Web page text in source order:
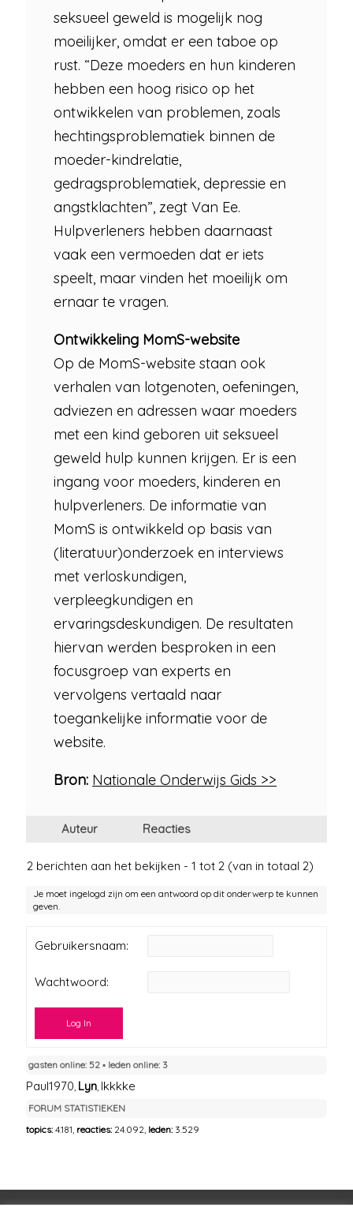
seksueel geweld is mogelijk nog
moeilijker, omdat er een taboe op
rust. “Deze moeders en hun kinderen
hebben een hoog risico op het
ontwikkelen van problemen, zoals
hechtingsproblematiek binnen de
moeder-kindrelatie,
gedragsproblematiek, depressie en
angstklachten”, zegt Van Ee.
Hulpverleners hebben daarnaast
vaak een vermoeden dat er iets
speelt, maar vinden het moeilijk om
ernaar te vragen.
Ontwikkeling MomS-website
Op de MomS-website staan ook
verhalen van lotgenoten, oefeningen,
adviezen en adressen waar moeders
met een kind geboren uit seksueel
geweld hulp kunnen krijgen. Er is een
ingang voor moeders, kinderen en
hulpverleners. De informatie van
MomS is ontwikkeld op basis van
(literatuur)onderzoek en interviews
met verloskundigen,
verpleegkundigen en
ervaringsdeskundigen. De resultaten
hiervan werden besproken in een
focusgroep van experts en
vervolgens vertaald naar
toegankelijke informatie voor de
website.
Bron: Nationale Onderwijs Gids >>
Auteur Reacties
2 berichten aan het bekijken - 1 tot 2 (van in totaal 2)
Je moet ingelogd zijn om een antwoord op dit onderwerp te kunnen
geven.
Gebruikersnaam:
Wachtwoord:
Log In
gasten online: 52 ▪︎ leden online: 3
Paul1970 Lyn Ikkkke
FORUM STATISTIEKEN
topics:4.181, reacties: 24.092, leden: 3.529